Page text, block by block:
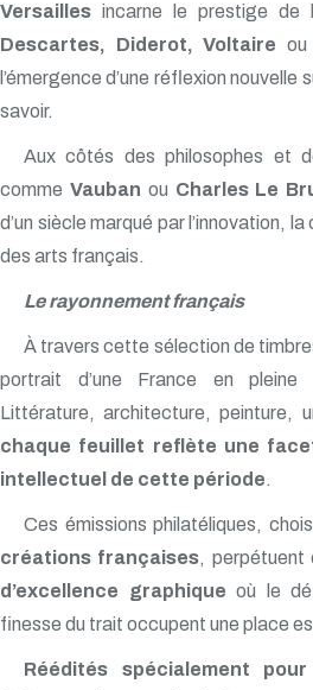
Versailles incarne le prestige de
Descartes, Diderot, Voltaire ou
l’émergence d’une réflexion nouvelle
savoir.
Aux côtés des philosophes et
comme Vauban ou Charles Le
d’un siècle marqué par l’innovation,
des arts français.
Le rayonnement français
À travers cette sélection de
portrait d’une France en pleine
Littérature, architecture, peinture,
chaque feuillet reflète une
intellectuel de cette période.
Ces émissions philatéliques,
créations françaises, perpétuent
d’excellence graphique où le
finesse du trait occupent une place
Réédités spécialement